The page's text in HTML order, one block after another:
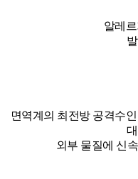
알레
면역계의 최전방 공격수
외부 물질에 신